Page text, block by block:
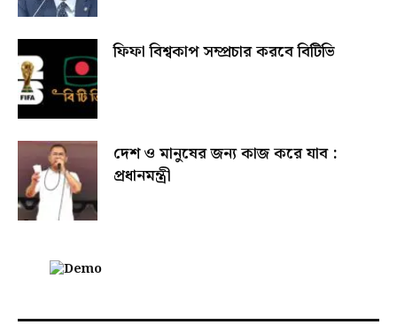
ফিফা বিশ্বকাপ সম্প্রচার করবে বিটিভি
দেশ ও মানুষের জন্য কাজ করে যাব :
প্রধানমন্ত্রী